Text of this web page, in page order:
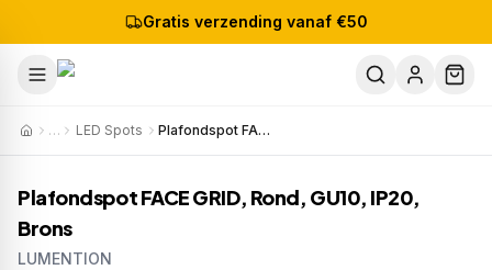
Gratis verzending vanaf €50
… LED Spots Plafondspot FACE GRID, Rond, GU10, IP20, Brons
Plafondspot FACE GRID, Rond, GU10, IP20,
Brons
LUMENTION